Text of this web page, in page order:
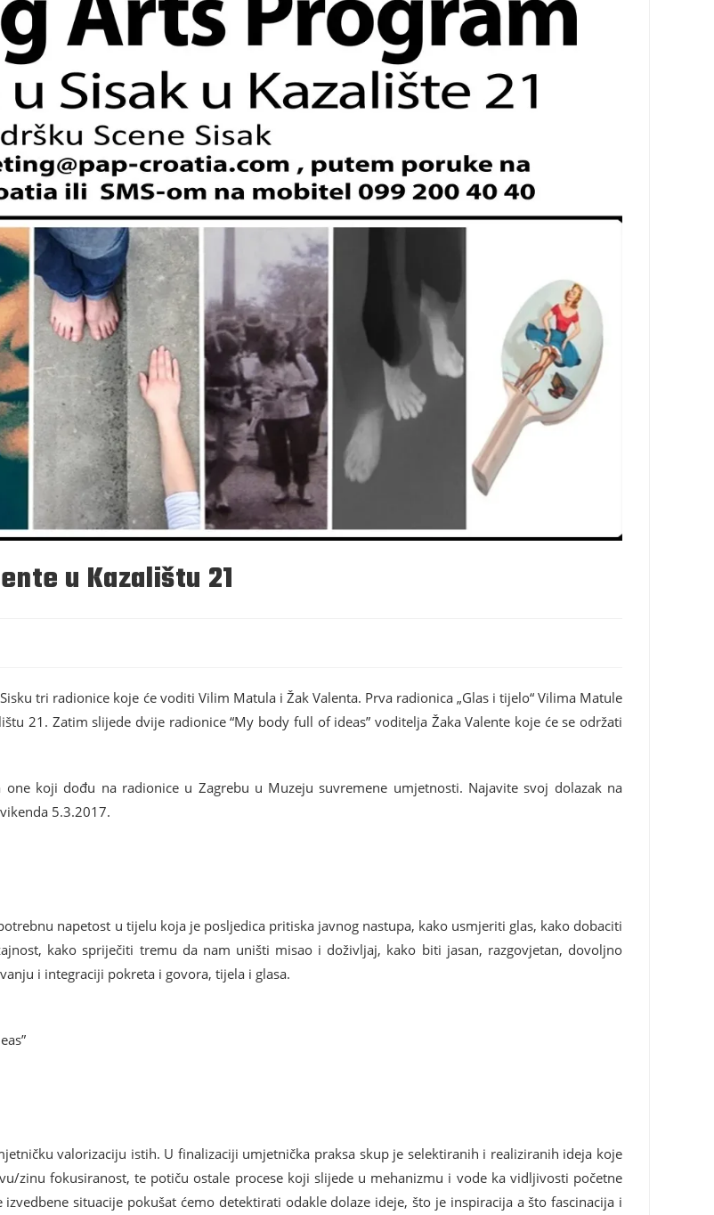
u Kazalištu 21
tri radionice koje će voditi Vilim Matula i Žak Valenta. Prva radionica „Glas i tijelo“ Vilima Matule
21. Zatim slijede dvije radionice “My body full of ideas” voditelja Žaka Valente koje će se održati
koji dođu na radionice u Zagrebu u Muzeju suvremene umjetnosti. Najavite svoj dolazak na
5.3.2017.
napetost u tijelu koja je posljedica pritiska javnog nastupa, kako usmjeriti glas, kako dobaciti
kako spriječiti tremu da nam uništi misao i doživljaj, kako biti jasan, razgovjetan, dovoljno
i integraciji pokreta i govora, tijela i glasa.
valorizaciju istih. U finalizaciji umjetnička praksa skup je selektiranih i realiziranih ideja koje
zinu fokusiranost, te potiču ostale procese koji slijede u mehanizmu i vode ka vidljivosti početne
situacije pokušat ćemo detektirati odakle dolaze ideje, što je inspiracija a što fascinacija i